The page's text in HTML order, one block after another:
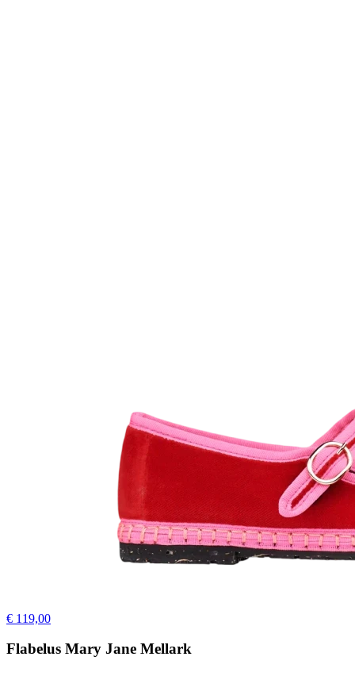
€ 119,00
Flabelus Mary Jane Mellark